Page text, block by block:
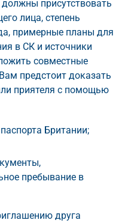
присутствовать
лица, степень
примерные планы для
в СК и источники
совместные
предстоит доказать
приятеля с помощью
Британии;
пребывание в
друга